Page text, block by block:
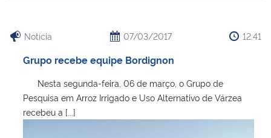
Notícia 07/03/2017 12:41
Grupo recebe equipe Bordignon
Nesta segunda-feira, 06 de março, o Grupo de
Pesquisa em Arroz Irrigado e Uso Alternativo de Várzea
recebeu a [...]